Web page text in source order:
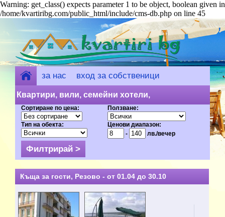
Warning: get_class() expects parameter 1 to be object, boolean given in
/home/kvartiribg.com/public_html/include/cms-db.php on line 45
за нас
вход за собственици
добави обект
Квартири, вили, семейни хотели,
къщи за гости - Резово (12) на цени от
8 лв.
Сортиране по цена: Ползване:
Тип на обекта:
Ценови диапазон:
-
лв./вечер
Къща за гости, Резово - от 01.04 до 30.10